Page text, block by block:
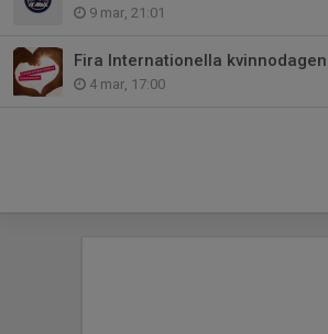
9 mar, 21:01
4 mar, 17:00